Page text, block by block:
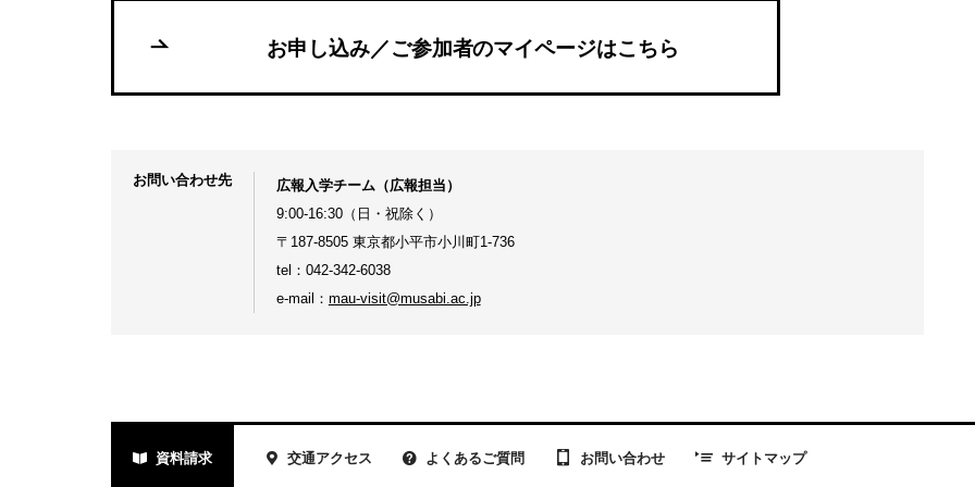
お申し込み／ご参加者のマイページはこちら
お問い合わせ先
広報入学チーム（広報担当）
9:00-16:30（日・祝除く）
〒187-8505 東京都小平市小川町1-736
tel：042-342-6038
e-mail： mau-visit@musabi.ac.jp
資料請求 交通アクセス よくあるご質問 お問い合わせ
サイトマップ